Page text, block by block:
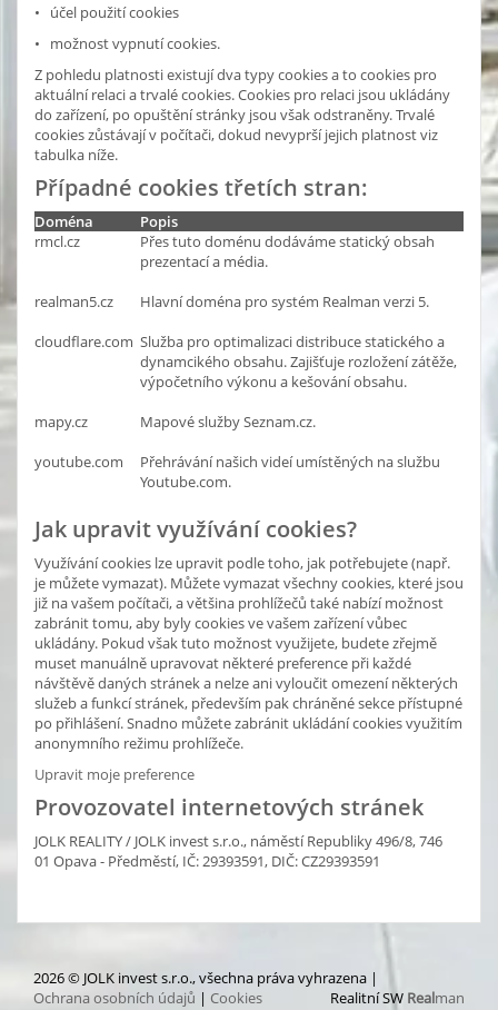
• účel použití cookies
• možnost vypnutí cookies.
Z pohledu platnosti existují dva typy cookies a to cookies pro
aktuální relaci a trvalé cookies. Cookies pro relaci jsou ukládány
do zařízení, po opuštění stránky jsou však odstraněny. Trvalé
cookies zůstávají v počítači, dokud nevyprší jejich platnost viz
tabulka níže.
Případné cookies třetích stran:
Doména
Popis
rmcl.cz
Přes tuto doménu dodáváme statický obsah
prezentací a média.
realman5.cz
Hlavní doména pro systém Realman verzi 5.
cloudflare.com Služba pro optimalizaci distribuce statického a
dynamcikého obsahu. Zajišťuje rozložení zátěže,
výpočetního výkonu a kešování obsahu.
mapy.cz
Mapové služby Seznam.cz.
youtube.com
Přehrávání našich videí umístěných na službu
Youtube.com.
Jak upravit využívání cookies?
Využívání cookies lze upravit podle toho, jak potřebujete (např.
je můžete vymazat). Můžete vymazat všechny cookies, které jsou
již na vašem počítači, a většina prohlížečů také nabízí možnost
zabránit tomu, aby byly cookies ve vašem zařízení vůbec
ukládány. Pokud však tuto možnost využijete, budete zřejmě
muset manuálně upravovat některé preference při každé
návštěvě daných stránek a nelze ani vyloučit omezení některých
služeb a funkcí stránek, především pak chráněné sekce přístupné
po přihlášení. Snadno můžete zabránit ukládání cookies využitím
anonymního režimu prohlížeče.
Upravit moje preference
Provozovatel internetových stránek
JOLK REALITY / JOLK invest s.r.o., náměstí Republiky 496/8, 746
01 Opava - Předměstí, IČ: 29393591, DIČ: CZ29393591
2026 © JOLK invest s.r.o., všechna práva vyhrazena |
Ochrana osobních údajů | Cookies Realitní SW Realman